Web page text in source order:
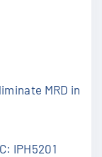
MRD in
IPH5201